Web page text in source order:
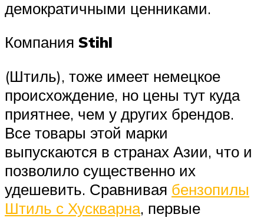
демократичными ценниками.
Компания Stihl
(Штиль), тоже имеет немецкое
происхождение, но цены тут куда
приятнее, чем у других брендов.
Все товары этой марки
выпускаются в странах Азии, что и
позволило существенно их
удешевить. Сравнивая бензопилы
Штиль с Хускварна, первые